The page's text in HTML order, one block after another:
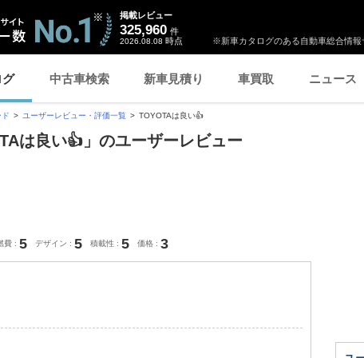
※新車カタログのある自動車総合情報
掲載レビュー
325,960 件
2026.08.08 時点
グ 中古車検索 新車見積り 車買取 ニュース
ユーザーレビュー・評価一覧 TOYOTAは良い👍
は良い👍」のユーザーレビュー
費 5 デザイン 5 積載性 5 価格 3